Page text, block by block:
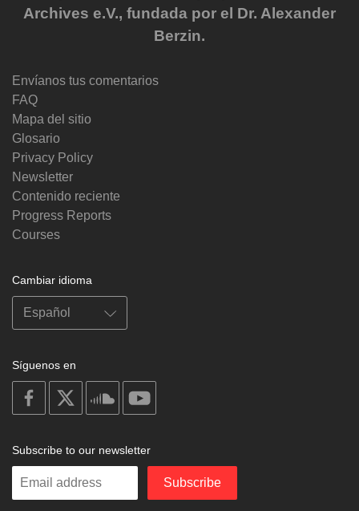
Archives e.V., fundada por el Dr. Alexander
Berzin.
Envíanos tus comentarios
FAQ
Mapa del sitio
Glosario
Privacy Policy
Newsletter
Contenido reciente
Progress Reports
Courses
Cambiar idioma
Síguenos en
on
facebook
soundcloud
Subscribe to our newsletter
Enter
Subscribe